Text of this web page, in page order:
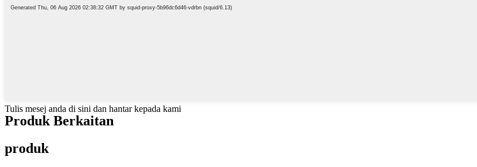
Tulis mesej anda di sini dan hantar kepada kami
Produk Berkaitan
produk